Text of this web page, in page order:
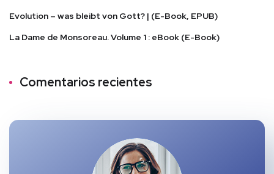
Evolution – was bleibt von Gott? | (E-Book, EPUB)
La Dame de Monsoreau. Volume 1 : eBook (E-Book)
Comentarios recientes